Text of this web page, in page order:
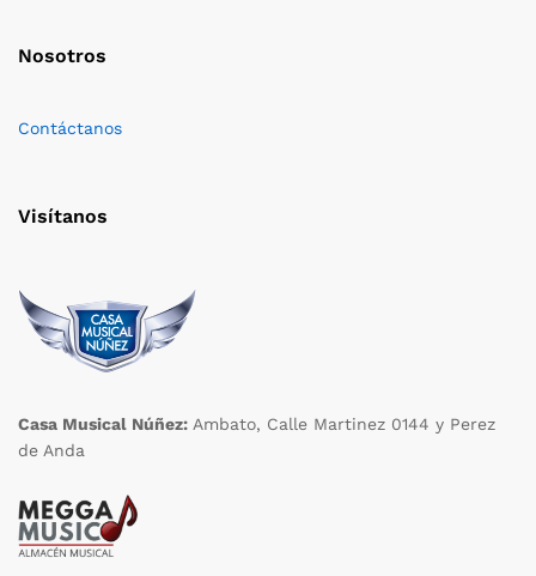
Nosotros
Contáctanos
Visítanos
Casa Musical Núñez: Ambato, Calle Martinez 0144 y Perez
de Anda